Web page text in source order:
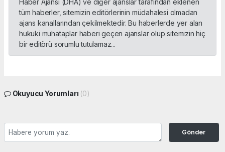
Haber Ajansı (DHA) ve diğer ajanslar tarafından eklenen
tüm haberler, sitemizin editörlerinin müdahalesi olmadan
ajans kanallarından çekilmektedir. Bu haberlerde yer alan
hukuki muhataplar haberi geçen ajanslar olup sitemizin hiç
bir editörü sorumlu tutulamaz...
Okuyucu Yorumları (0)
Gönder